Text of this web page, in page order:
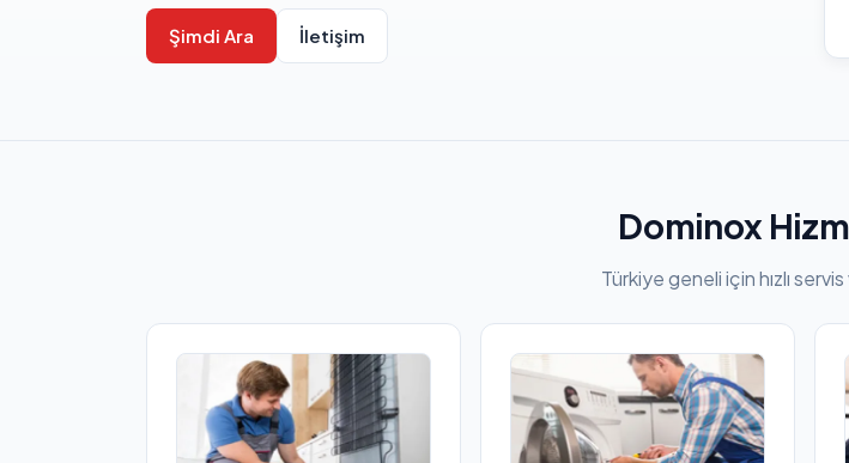
Şimdi Ara İletişim
Dominox
Türkiye geneli için hızlı